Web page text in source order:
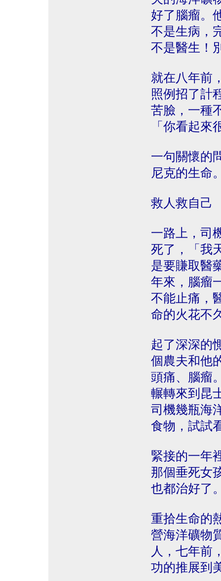
好了腦瘤。
不是生病，
不是醫生！
就在八年前
照例招了計
苦臉，一種
「你看起來
一句關懷的
尼克的生命
救人救自己
一路上，司
死了，「我
是要賺取醫
年來，腦瘤
不能止痛，
命的火花不
起了深深的
個農夫和他
頭痛、腦瘤
輾轉來到昆
司機幾瓶海
食物，試試
緊接的一年
那個垂死女
也都治好了
重拾生命的
營海洋礦物
人，七年前
功的推展到